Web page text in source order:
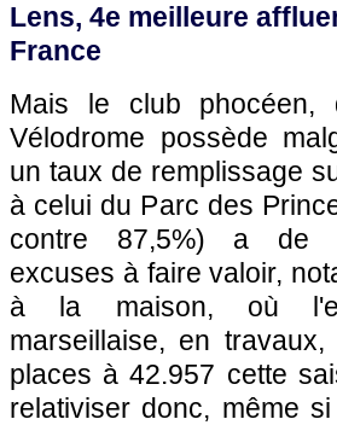
Lens, 4e meilleure
France
Mais le club phocéen,
Vélodrome possède
un taux de remplissage
à celui du Parc des
contre 87,5%) a de
excuses à faire valoir,
à la maison, où
marseillaise, en
places à 42.957 cette
relativiser donc, même